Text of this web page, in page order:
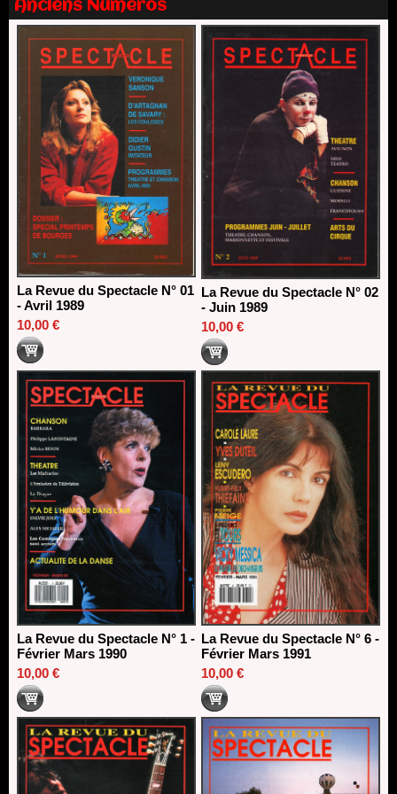
13/06/2026
18/03/2026
Anciens Numéros
La Revue du Spectacle N° 01
- Avril 1989
10,00 €
La Revue du Spectacle N° 02
- Juin 1989
10,00 €
La Revue du Spectacle N° 1 -
Février Mars 1990
10,00 €
La Revue du Spectacle N° 6 -
Février Mars 1991
10,00 €